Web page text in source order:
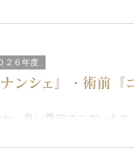
２６年度
ンシェ』・術前『
ね 良い季節でございます
前向きになります